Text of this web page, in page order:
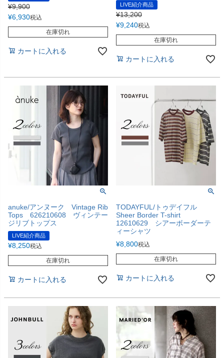
¥9,900
¥6,930税込
在庫切れ
カートに入れる
LIVE紹介商品
¥13,200
¥9,240税込
在庫切れ
カートに入れる
anuke/アンヌーク Vintage Rib
Tops 626210608 ヴィンテー
ジリブトップス
LIVE紹介商品
¥8,250税込
在庫切れ
カートに入れる
TODAYFUL/トゥデイフル
Sheer Border T-shirt
12610629 シアーボーダーテ
ィーシャツ
¥8,800税込
在庫切れ
カートに入れる